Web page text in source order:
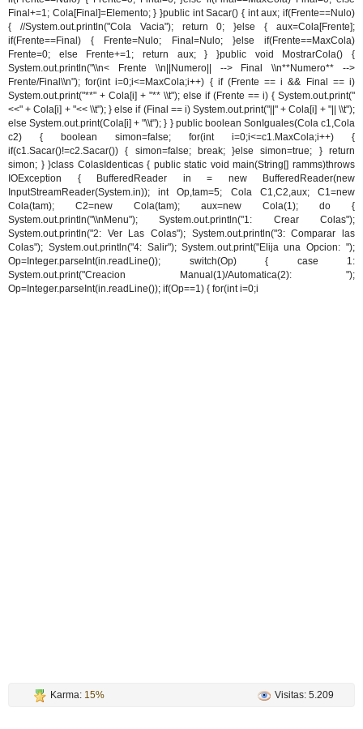
Final+=1; Cola[Final]=Elemento; } }public int Sacar() { int aux; if(Frente==Nulo)
{ //System.out.println("Cola Vacia"); return 0; }else { aux=Cola[Frente];
if(Frente==Final) { Frente=Nulo; Final=Nulo; }else if(Frente==MaxCola)
Frente=0; else Frente+=1; return aux; } }public void MostrarCola() {
System.out.println("\\n< Frente \\n||Numero|| --> Final \\n**Numero** -->
Frente/Final\\n"); for(int i=0;i<=MaxCola;i++) { if (Frente == i && Final == i)
System.out.print("**" + Cola[i] + "** \\t"); else if (Frente == i) { System.out.print("
<<" + Cola[i] + "<< \\t"); } else if (Final == i) System.out.print("||" + Cola[i] + "|| \\t");
else System.out.print(Cola[i] + "\\t"); } } public boolean SonIguales(Cola c1,Cola
c2) { boolean simon=false; for(int i=0;i<=c1.MaxCola;i++) {
if(c1.Sacar()!=c2.Sacar()) { simon=false; break; }else simon=true; } return
simon; } }class ColasIdenticas { public static void main(String[] ramms)throws
IOException { BufferedReader in = new BufferedReader(new
InputStreamReader(System.in)); int Op,tam=5; Cola C1,C2,aux; C1=new
Cola(tam); C2=new Cola(tam); aux=new Cola(1); do {
System.out.println("\\nMenu"); System.out.println("1: Crear Colas");
System.out.println("2: Ver Las Colas"); System.out.println("3: Comparar las
Colas"); System.out.println("4: Salir"); System.out.print("Elija una Opcion: ");
Op=Integer.parseInt(in.readLine()); switch(Op) { case 1:
System.out.print("Creacion Manual(1)/Automatica(2): ");
Op=Integer.parseInt(in.readLine()); if(Op==1) { for(int i=0;i
Karma: 15% Visitas: 5.209